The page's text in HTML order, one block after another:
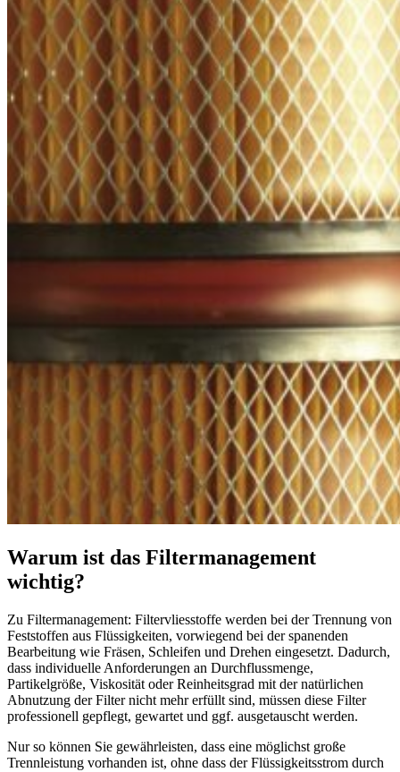
Warum ist das Filtermanagement
wichtig?
Zu Filtermanagement: Filtervliesstoffe werden bei der Trennung von
Feststoffen aus Flüssigkeiten, vorwiegend bei der spanenden
Bearbeitung wie Fräsen, Schleifen und Drehen eingesetzt. Dadurch,
dass individuelle Anforderungen an Durchflussmenge,
Partikelgröße, Viskosität oder Reinheitsgrad mit der natürlichen
Abnutzung der Filter nicht mehr erfüllt sind, müssen diese Filter
professionell gepflegt, gewartet und ggf. ausgetauscht werden.
Nur so können Sie gewährleisten, dass eine möglichst große
Trennleistung vorhanden ist, ohne dass der Flüssigkeitsstrom durch